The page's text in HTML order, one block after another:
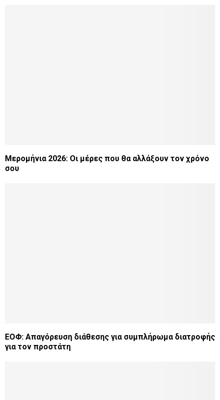
Μερομήνια 2026: Οι μέρες που θα αλλάξουν τον χρόνο
σου
ΕΟΦ: Απαγόρευση διάθεσης για συμπλήρωμα διατροφής
για τον προστάτη